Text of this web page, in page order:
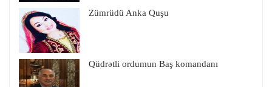
Zümrüdü Anka Quşu
Qüdrətli ordumun Baş komandanı